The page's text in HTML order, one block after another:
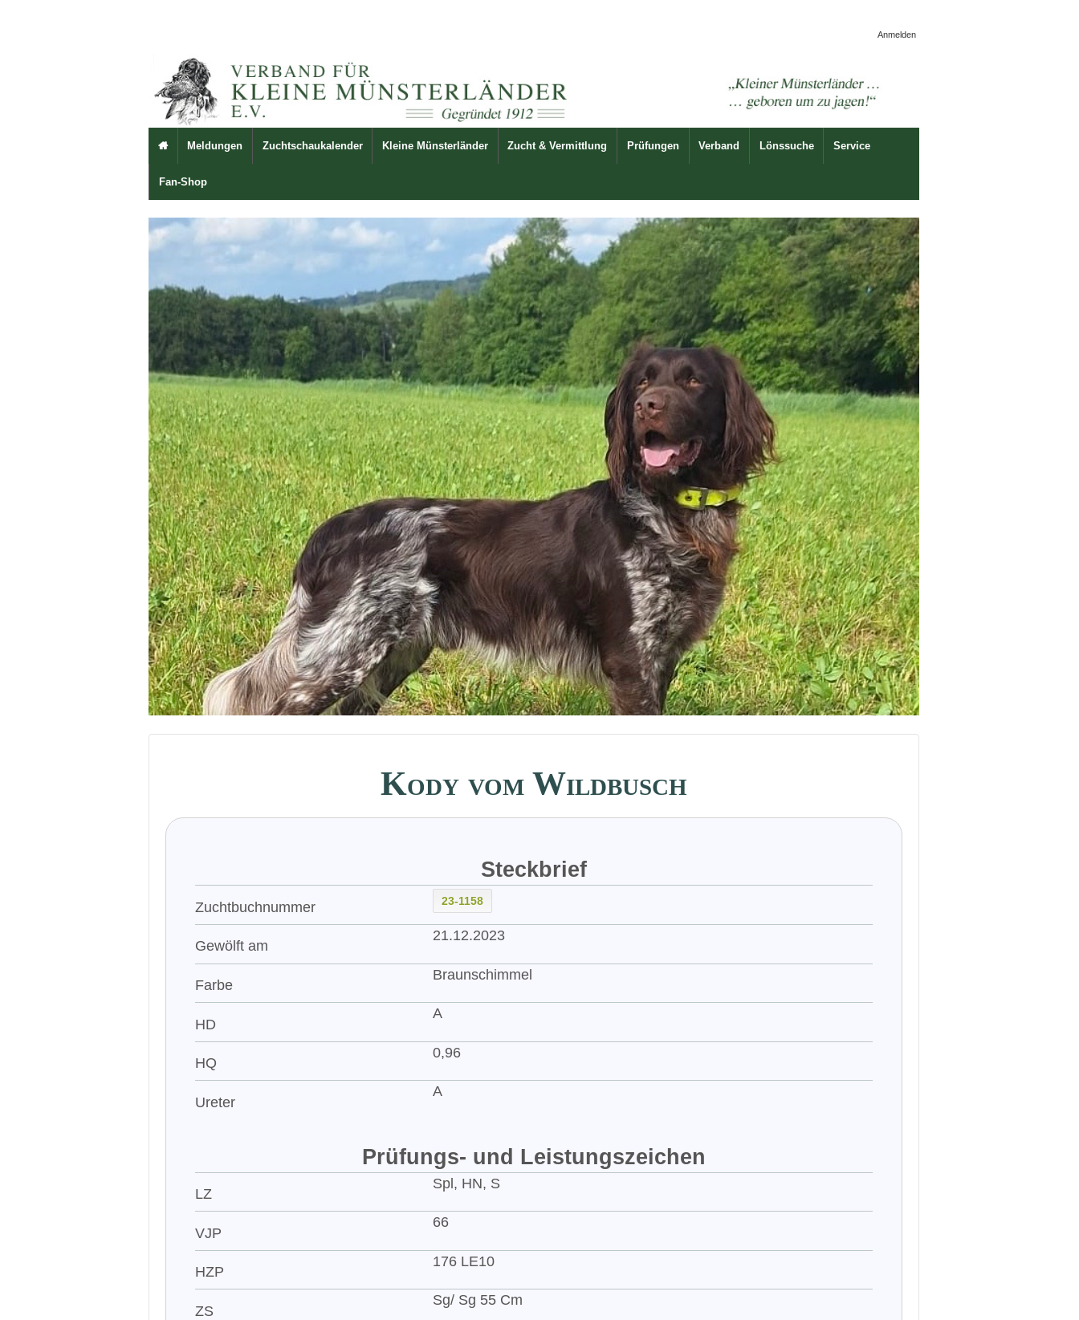
Anmelden
 Meldungen Zuchtschaukalender Kleine Münsterländer Zucht & Vermittlung Prüfungen Verband Lönssuche Service
Fan-Shop
Kody vom Wildbusch
Steckbrief
Zuchtbuchnummer 23-1158
Gewölft am
21.12.2023
Farbe
Braunschimmel
HD
A
HQ
0,96
Ureter
A
Prüfungs- und Leistungszeichen
LZ
Spl, HN, S
VJP
66
HZP
176 LE10
ZS
Sg/ Sg 55 Cm